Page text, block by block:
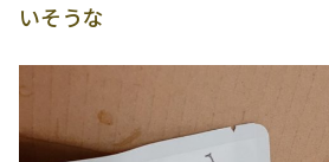
いそうな